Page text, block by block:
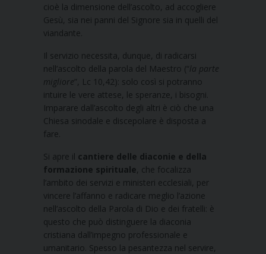
cioè la dimensione dell’ascolto, ad accogliere
Gesù, sia nei panni del Signore sia in quelli del
viandante.
Il servizio necessita, dunque, di radicarsi
nell’ascolto della parola del Maestro (“la parte
migliore”, Lc 10,42): solo così si potranno
intuire le vere attese, le speranze, i bisogni.
Imparare dall’ascolto degli altri è ciò che una
Chiesa sinodale e discepolare è disposta a
fare.
Si apre il cantiere delle diaconie e della
formazione spirituale , che focalizza
l’ambito dei servizi e ministeri ecclesiali, per
vincere l’affanno e radicare meglio l’azione
nell’ascolto della Parola di Dio e dei fratelli: è
questo che può distinguere la diaconia
cristiana dall’impegno professionale e
umanitario. Spesso la pesantezza nel servire,